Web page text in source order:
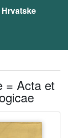
= Acta et